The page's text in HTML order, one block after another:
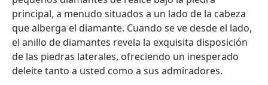
principal, a menudo situados a un lado de la cabeza
que alberga el diamante. Cuando se ve desde el lado,
el anillo de diamantes revela la exquisita disposición
de las piedras laterales, ofreciendo un inesperado
deleite tanto a usted como a sus admiradores.